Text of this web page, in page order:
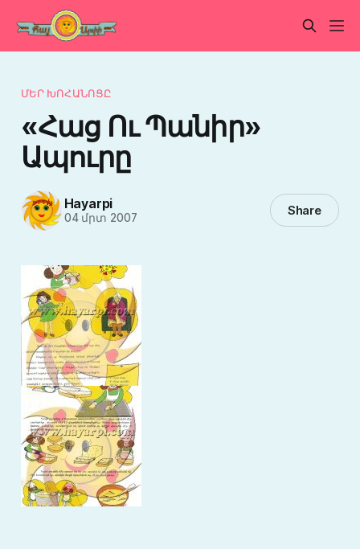
ՄԵՐ ԽՈՀԱՆՈՑԸ
«Հաց Ու Պանիր»
Ապուրը
Hayarpi
04 մրտ 2007 Share